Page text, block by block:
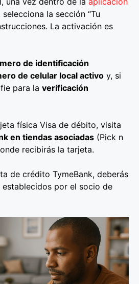
selecciona la sección “Tu
La activación es
de identificación
de celular local activo y, si
para la verificación
física Visa de débito, visita
en tiendas asociadas (Pick n
recibirás la tarjeta.
de crédito TymeBank, deberás
por el socio de